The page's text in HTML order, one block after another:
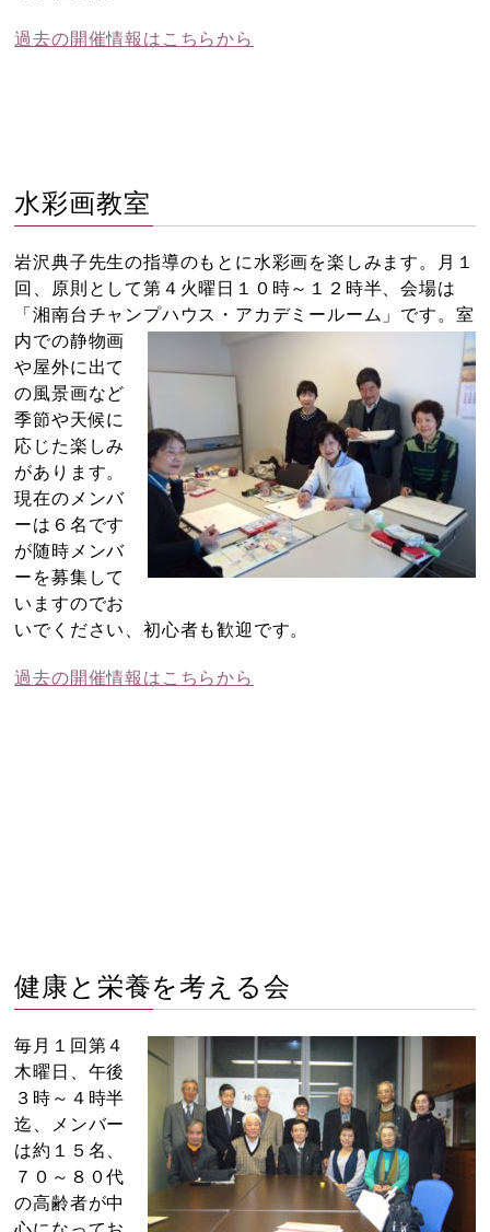
過去の開催情報はこちらから
水彩画教室
岩沢典子先生の指導のもとに水彩画を楽しみます。月１
回、原則として第４火曜日１０時～１２時半、会場は
「湘南台チャンプハウス・アカデミールーム」です。室
内での静物画
や屋外に出て
の風景画など
季節や天候に
応じた楽しみ
があります。
現在のメンバ
ーは６名です
が随時メンバ
ーを募集して
いますのでお
いでください、初心者も歓迎です。
過去の開催情報はこちらから
健康と栄養を考える会
毎月１回第４
木曜日、午後
３時～４時半
迄、メンバー
は約１５名、
７０～８０代
の高齢者が中